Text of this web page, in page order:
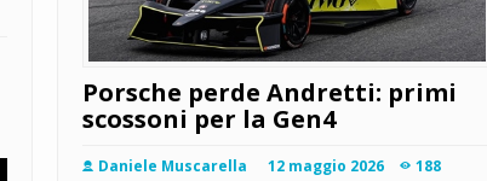
Porsche perde Andretti: primi
scossoni per la Gen4
Daniele Muscarella 12 maggio 2026 188